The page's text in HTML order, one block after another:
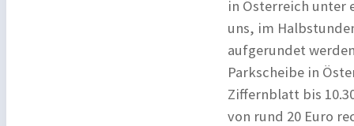
in Österreich unter
uns, im
aufgerundet
Parkscheibe in
Ziffernblatt bis
von rund 20 Euro